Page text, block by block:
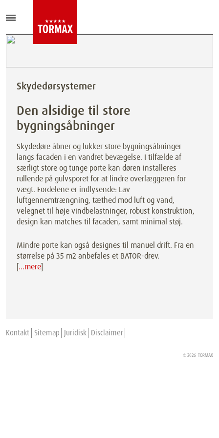
Skydedørsystemer
Den alsidige til store
bygningsåbninger
Skydedøre åbner og lukker store bygningsåbninger
langs facaden i en vandret bevægelse. I tilfælde af
særligt store og tunge porte kan døren installeres
rullende på gulvsporet for at lindre overlæggeren for
vægt. Fordelene er indlysende: Lav
luftgennemtrængning, tæthed mod luft og vand,
velegnet til høje vindbelastninger, robust konstruktion,
design kan matches til facaden, samt minimal støj.
Mindre porte kan også designes til manuel drift. Fra en
størrelse på 35 m2 anbefales et BATOR-drev.
[…mere]
Kontakt Sitemap Juridisk Disclaimer
© 2026 TORMAX